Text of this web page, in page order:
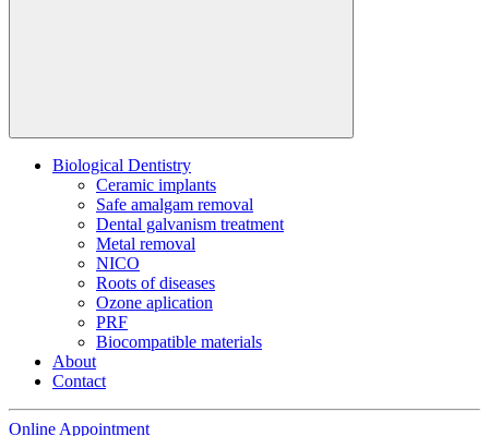
Biological Dentistry
Ceramic implants
Safe amalgam removal
Dental galvanism treatment
Metal removal
NICO
Roots of diseases
Ozone aplication
PRF
Biocompatible materials
About
Contact
Online Appointment